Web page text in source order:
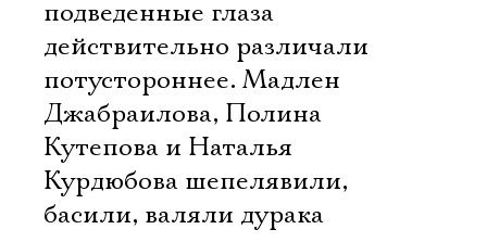
подведенные глаза
действительно различали
потустороннее. Мадлен
Джабраилова, Полина
Кутепова и Наталья
Курдюбова шепелявили,
басили, валяли дурака 